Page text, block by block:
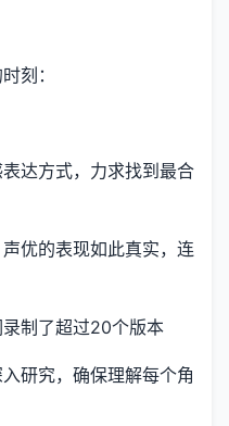
刻：
达方式，力求找到最合
优的表现如此真实，连
制了超过20个版本
研究，确保理解每个角